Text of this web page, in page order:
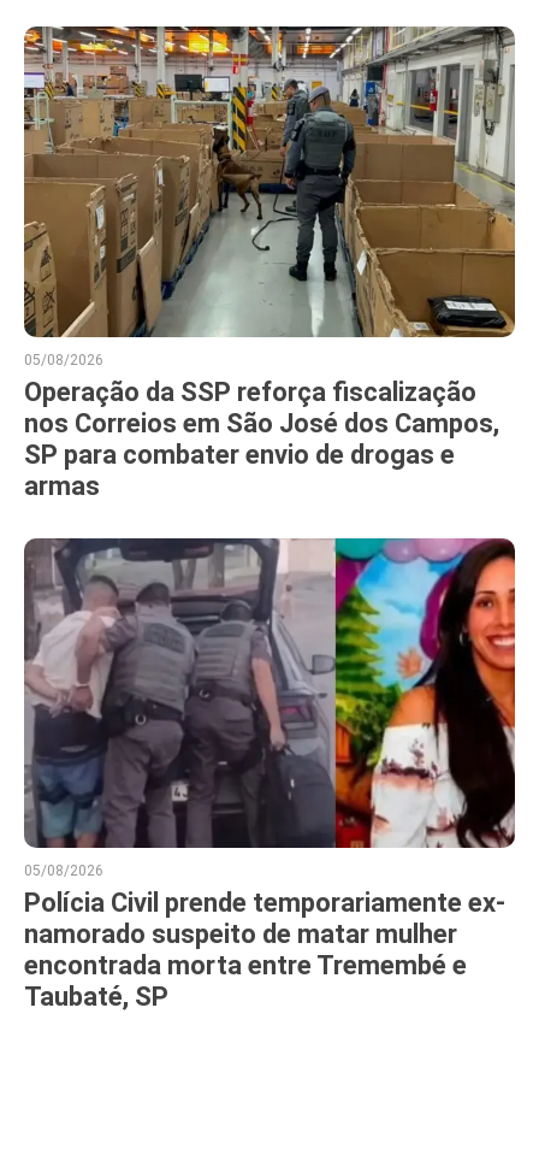
05/08/2026
Operação da SSP reforça fiscalização
nos Correios em São José dos Campos,
SP para combater envio de drogas e
armas
05/08/2026
Polícia Civil prende temporariamente ex-
namorado suspeito de matar mulher
encontrada morta entre Tremembé e
Taubaté, SP